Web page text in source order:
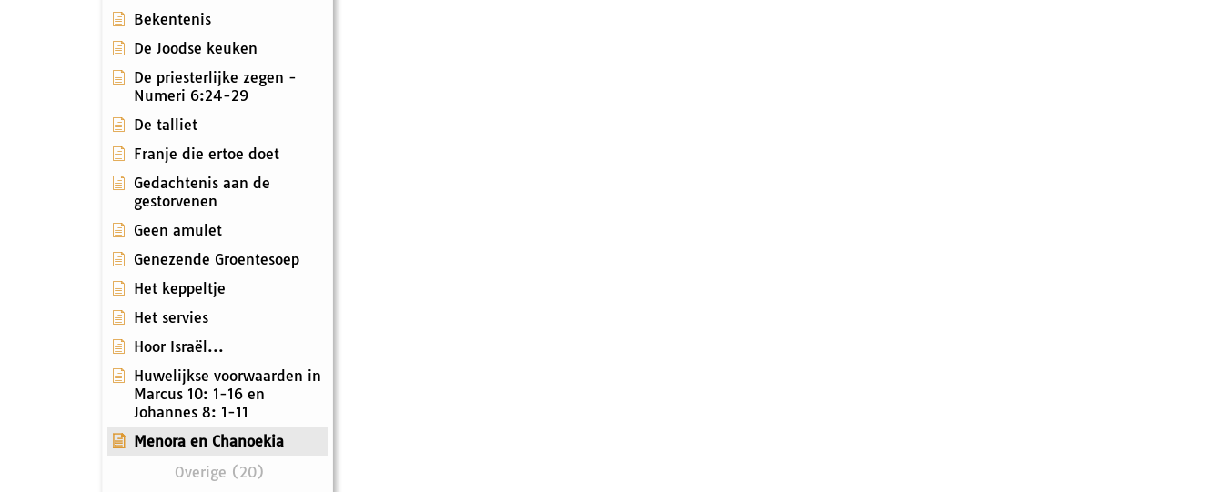
Bekentenis
De Joodse keuken
De priesterlijke zegen -
Numeri 6:24-29
De talliet
Franje die ertoe doet
Gedachtenis aan de
gestorvenen
Geen amulet
Genezende Groentesoep
Het keppeltje
Het servies
Hoor Israël...
Huwelijkse voorwaarden in
Marcus 10: 1-16 en
Johannes 8: 1-11
Menora en Chanoekia
Overige (20)